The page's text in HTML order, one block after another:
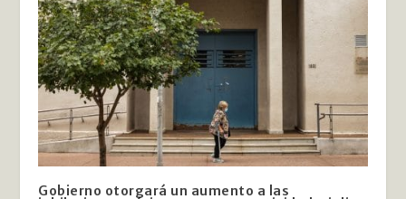
Gobierno otorgará un aumento a las